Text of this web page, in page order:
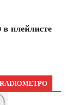
плейлисте